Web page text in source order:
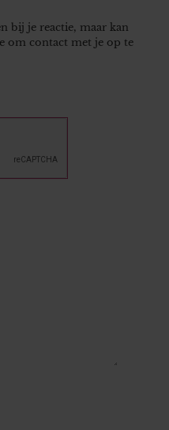
bij je reactie, maar kan
om contact met je op te